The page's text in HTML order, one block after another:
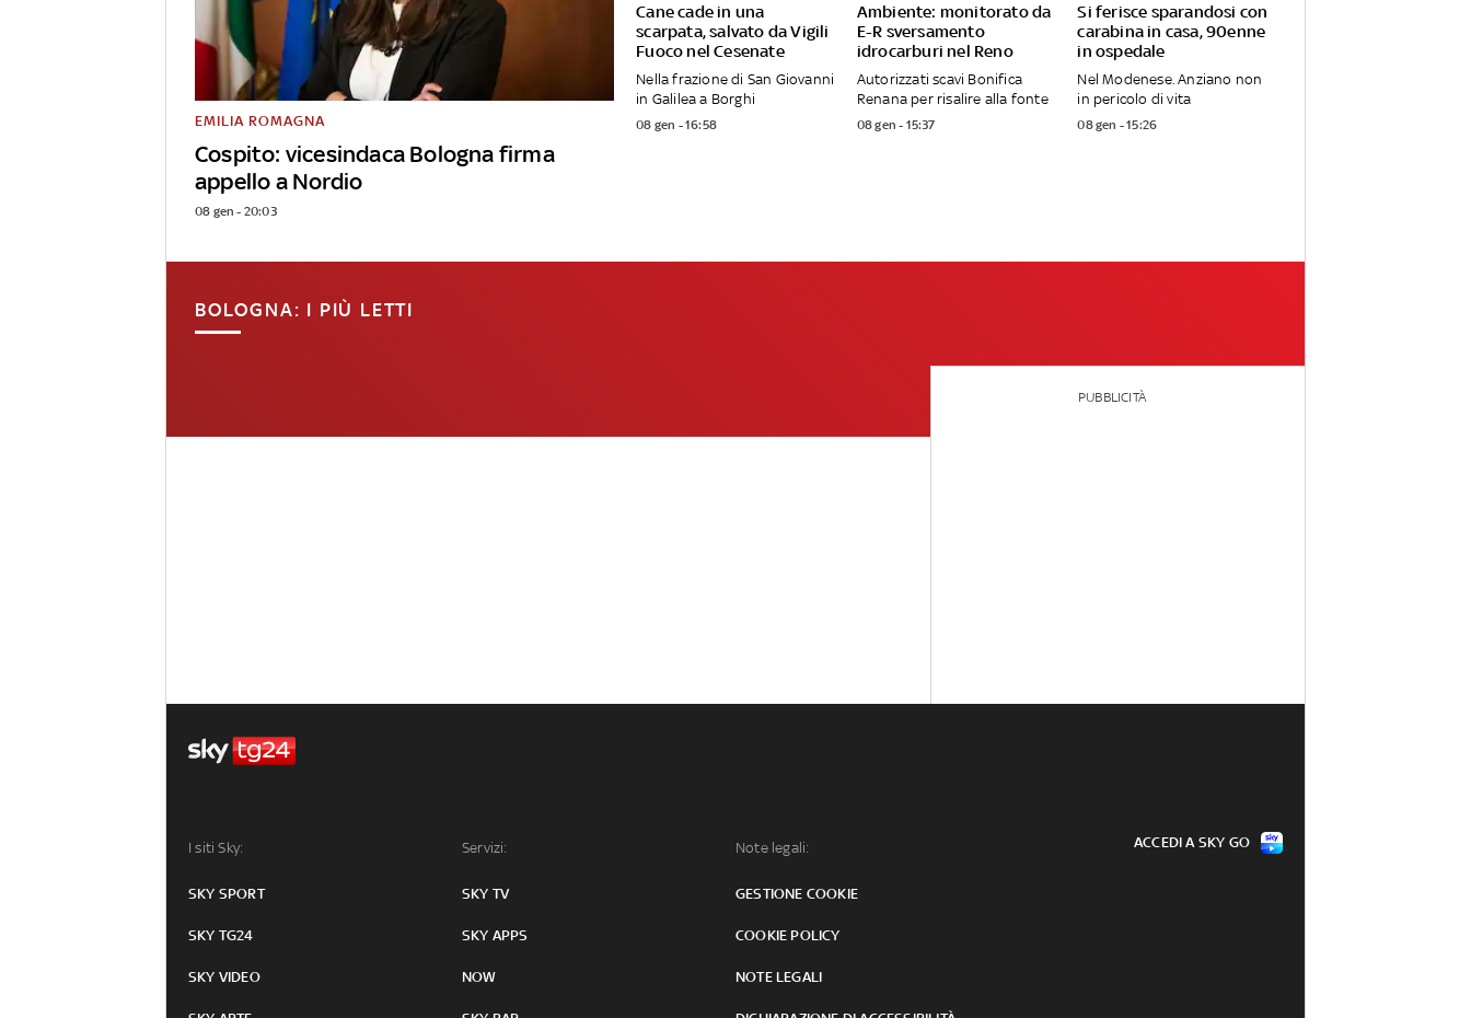
Cospito: vicesindaca Bologna firma
appello a Nordio
EMILIA ROMAGNA
08 gen - 20:03
Cane cade in una
scarpata, salvato da Vigili
Fuoco nel Cesenate
Nella frazione di San Giovanni
in Galilea a Borghi
08 gen - 16:58
Ambiente: monitorato da
E-R sversamento
idrocarburi nel Reno
Autorizzati scavi Bonifica
Renana per risalire alla fonte
08 gen - 15:37
Si ferisce sparandosi con
carabina in casa, 90enne
in ospedale
Nel Modenese. Anziano non
in pericolo di vita
08 gen - 15:26
BOLOGNA: I PIÙ LETTI
PUBBLICITÀ
I siti Sky:
SKY SPORT
SKY TG24
SKY VIDEO
Servizi:
SKY TV
SKY APPS
NOW
Note legali:
GESTIONE COOKIE
COOKIE POLICY
NOTE LEGALI
ACCEDI A SKY GO